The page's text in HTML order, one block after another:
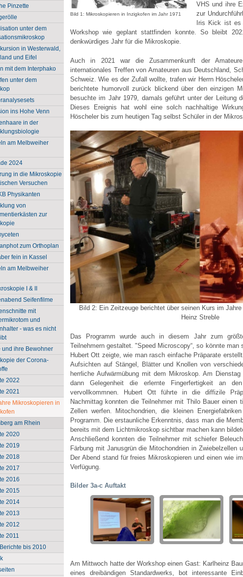
Pinzette
unter dem
in Westerwald,
und Eifel
mit dem Interphako
unter dem
ins Hohe Venn
in der
am Melbweiher
2024
in die Mikroskopie
Versuchen
Physikanten
von
zur
zum Orthoplan
fein in Kassel
am Melbweiher
I & II
Seifenfilme
mit
und
- was es nicht
und ihre Bewohner
der Corona-
2022
2021
Mikroskopieren in
am Rhein
2020
2019
2018
2017
2016
2015
2014
2013
2012
2011
bis 2010
Bild 1: Mikroskopieren in Inzigkofen im Jahr 1971
VHS und ihre
zur
Iris Kick ist es
Workshop wie geplant stattfinden konnte. So bleibt
denkwürdiges Jahr für die Mikroskopie.
Auch in 2021 war die Zusammenkunft der
internationales Treffen von Amateuren aus Deutschland,
Schweiz. Wie es der Zufall wollte, trafen wir Herrn
berichtete humorvoll zurück blickend über den einzigen
besuchte im Jahr 1979, damals geführt unter der Leitung
Dieses Ereignis hat wohl eine solch nachhaltige
Höscheler bis zum heutigen Tag selbst Schüler in der
Bild 2: Ein Zeitzeuge berichtet über seinen Kurs im
Heinz Streble
Das Programm wurde auch in diesem Jahr zum
Teilnehmern gestaltet. "Speed Microscopy“, so könnte man
Hubert Ott zeigte, wie man rasch einfache Präparate
Aufsichten auf Stängel, Blätter und Knollen von
herrliche Aufwärmübung mit dem Mikroskop. Am
dann Gelegenheit die erlernte Fingerfertigkeit an
vervollkommnen. Hubert Ott führte in die diffizile
Nachmittag konnten die Teilnehmer mit Thilo Bauer einen
Zellen werfen. Mitochondrien, die kleinen
Programm. Die erstaunliche Erkenntnis, dass man die
bereits mit dem Lichtmikroskop sichtbar machen kann
Anschließend konnten die Teilnehmer mit schiefer
Färbung mit Janusgrün die Mitochondrien in Zwiebelzellen
Der Abend stand für freies Mikroskopieren und einen wie
Verfügung.
Bilder 3a-c Auftakt
Am Mittwoch hatte der Workshop einen Gast: Karlheinz
eines dreibändigen Standardwerks, bot interessante